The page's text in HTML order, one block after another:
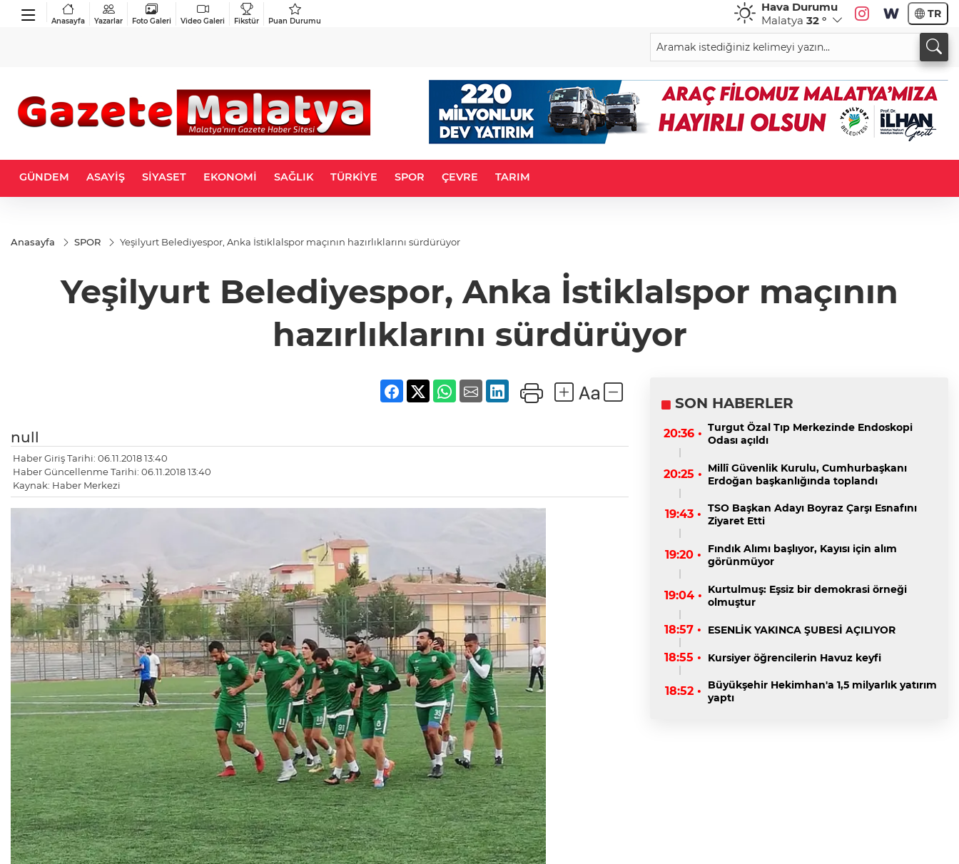
Anasayfa Yazarlar Foto Galeri Video Galeri Fikstür Puan Durumu
Hava Durumu
Malatya 32 ° TR
GÜNDEM ASAYİŞ SİYASET EKONOMİ SAĞLIK TÜRKİYE SPOR ÇEVRE TARIM
Anasayfa SPOR Yeşilyurt Belediyespor, Anka İstiklalspor maçının hazırlıklarını sürdürüyor
Yeşilyurt Belediyespor, Anka İstiklalspor maçının
hazırlıklarını sürdürüyor
null
Haber Giriş Tarihi: 06.11.2018 13:40
Haber Güncellenme Tarihi: 06.11.2018 13:40
Kaynak: Haber Merkezi
SON HABERLER
20:36 • Turgut Özal Tıp Merkezinde Endoskopi
Odası açıldı
20:25 • Millî Güvenlik Kurulu, Cumhurbaşkanı
Erdoğan başkanlığında toplandı
19:43 • TSO Başkan Adayı Boyraz Çarşı Esnafını
Ziyaret Etti
19:20 •
Fındık Alımı başlıyor, Kayısı için alım
görünmüyor
19:04 • Kurtulmuş: Eşsiz bir demokrasi örneği
olmuştur
18:57 • ESENLİK YAKINCA ŞUBESİ AÇILIYOR
18:55 • Kursiyer öğrencilerin Havuz keyfi
18:52 •
Büyükşehir Hekimhan'a 1,5 milyarlık yatırım
yaptı